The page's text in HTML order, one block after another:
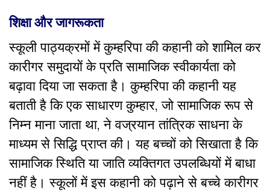
शिक्षा और जागरूकता
स्कूली पाठ्यक्रमों में कुम्हरिपा की कहानी को शामिल कर
कारीगर समुदायों के प्रति सामाजिक स्वीकार्यता को
बढ़ावा दिया जा सकता है। कुम्हरिपा की कहानी यह
बताती है कि एक साधारण कुम्हार, जो सामाजिक रूप से
निम्न माना जाता था, ने वज्रयान तांत्रिक साधना के
माध्यम से सिद्धि प्राप्त की। यह बच्चों को सिखाता है कि
सामाजिक स्थिति या जाति व्यक्तिगत उपलब्धियों में बाधा
नहीं है। स्कूलों में इस कहानी को पढ़ाने से बच्चे कारीगर